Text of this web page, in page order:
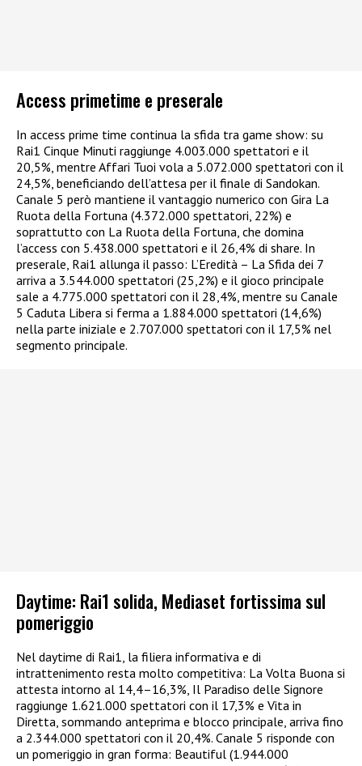
Access primetime e preserale
In access prime time continua la sfida tra game show: su
Rai1 Cinque Minuti raggiunge 4.003.000 spettatori e il
20,5%, mentre Affari Tuoi vola a 5.072.000 spettatori con il
24,5%, beneficiando dell’attesa per il finale di Sandokan.
Canale 5 però mantiene il vantaggio numerico con Gira La
Ruota della Fortuna (4.372.000 spettatori, 22%) e
soprattutto con La Ruota della Fortuna, che domina
l’access con 5.438.000 spettatori e il 26,4% di share. In
preserale, Rai1 allunga il passo: L’Eredità – La Sfida dei 7
arriva a 3.544.000 spettatori (25,2%) e il gioco principale
sale a 4.775.000 spettatori con il 28,4%, mentre su Canale
5 Caduta Libera si ferma a 1.884.000 spettatori (14,6%)
nella parte iniziale e 2.707.000 spettatori con il 17,5% nel
segmento principale.​
Daytime: Rai1 solida, Mediaset fortissima sul
pomeriggio
Nel daytime di Rai1, la filiera informativa e di
intrattenimento resta molto competitiva: La Volta Buona si
attesta intorno al 14,4–16,3%, Il Paradiso delle Signore
raggiunge 1.621.000 spettatori con il 17,3% e Vita in
Diretta, sommando anteprima e blocco principale, arriva fino
a 2.344.000 spettatori con il 20,4%. Canale 5 risponde con
un pomeriggio in gran forma: Beautiful (1.944.000